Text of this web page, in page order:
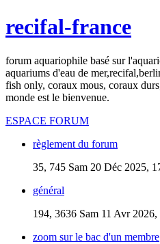
recifal-france
forum aquariophile basé sur
aquariums d'eau de
fish only, coraux mous, coraux
monde est le bienvenue.
ESPACE FORUM
règlement du forum
35, 745 Sam 20 Déc 2025,
général
194, 3636 Sam 11 Avr 2026,
zoom sur le bac d'un membre